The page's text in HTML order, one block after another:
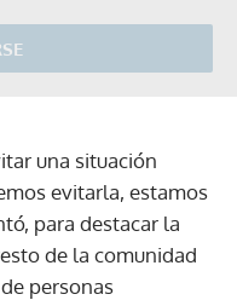
una situación
evitarla, estamos
para destacar la
de la comunidad
personas